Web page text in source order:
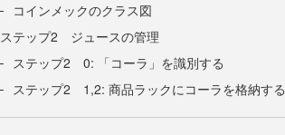
コインメックのクラス図
ステップ2 ジュースの管理
ステップ2 0: 「コーラ」を識別する
ステップ2 1,2: 商品ラックにコーラを格納する